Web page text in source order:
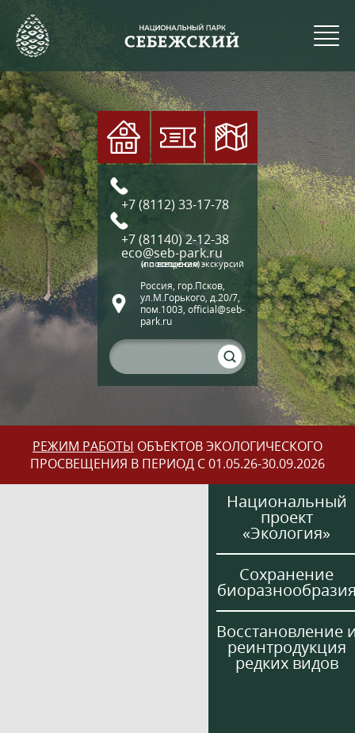
+7 (8112) 33-17-78
+7 (81140) 2-12-38
eco@seb-park.ru
(по вопросам экскурсий и посещения)
Россия, гор.Псков,
ул.М.Горького, д.20/7,
пом.1003, official@seb-
park.ru
РЕЖИМ РАБОТЫ ОБЪЕКТОВ ЭКОЛОГИЧЕСКОГО
ПРОСВЕЩЕНИЯ В ПЕРИОД С 01.05.26-30.09.2026
Национальный
проект
«Экология»
Сохранение
Восстановление
реинтродукция
редких видов